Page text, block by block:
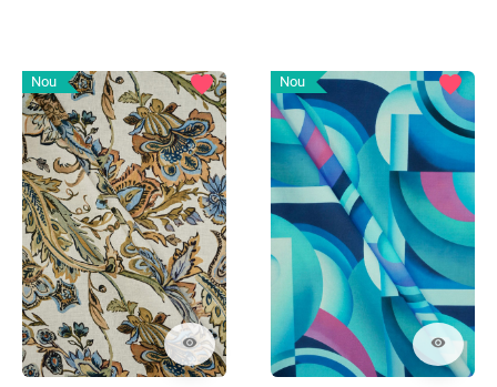
Nou
visibility
favorite Nou
visibility
favorite